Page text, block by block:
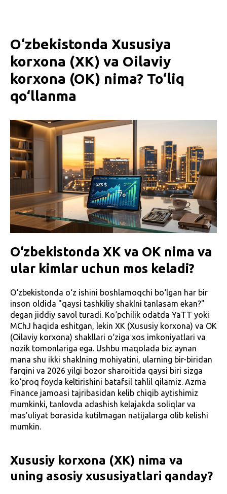
O‘zbekistonda Xususiya
korxona (XK) va Oilaviy
korxona (OK) nima? To‘liq
qo‘llanma
O‘zbekistonda XK va OK nima va
ular kimlar uchun mos keladi?
O‘zbekistonda o‘z ishini boshlamoqchi bo‘lgan har bir
inson oldida "qaysi tashkiliy shaklni tanlasam ekan?"
degan jiddiy savol turadi. Ko‘pchilik odatda YaTT yoki
MChJ haqida eshitgan, lekin XK (Xususiy korxona) va OK
(Oilaviy korxona) shakllari o‘ziga xos imkoniyatlari va
nozik tomonlariga ega. Ushbu maqolada biz aynan
mana shu ikki shaklning mohiyatini, ularning bir-biridan
farqini va 2026 yilgi bozor sharoitida qaysi biri sizga
ko‘proq foyda keltirishini batafsil tahlil qilamiz. Azma
Finance jamoasi tajribasidan kelib chiqib aytishimiz
mumkinki, tanlovda adashish kelajakda soliqlar va
mas’uliyat borasida kutilmagan natijalarga olib kelishi
mumkin.
Xususiy korxona (XK) nima va
uning asosiy xususiyatlari qanday?